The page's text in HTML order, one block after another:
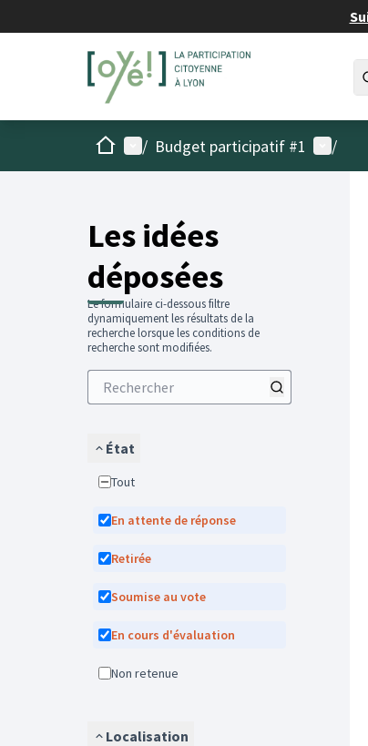
AccueilMenu principal
/ Budget participatif #1 Menu
/
Les idées
déposées
Le formulaire ci-dessous filtre
dynamiquement les résultats de la
recherche lorsque les conditions de
recherche sont modifiées.
État
Tout
En attente de réponse
Retirée
Soumise au vote
En cours d'évaluation
Non retenue
Localisation